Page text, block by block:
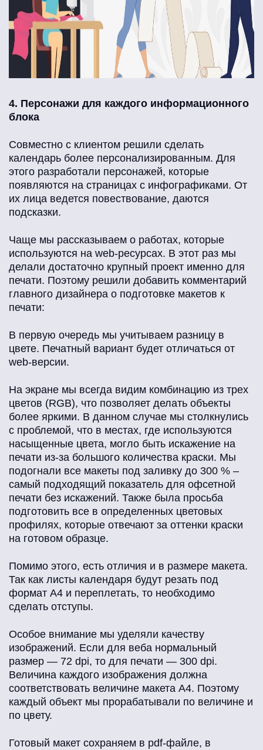
4. Персонажи для каждого информационного
блока
Совместно с клиентом решили сделать
календарь более персонализированным. Для
этого разработали персонажей, которые
появляются на страницах с инфографиками. От
их лица ведется повествование, даются
подсказки.
Чаще мы рассказываем о работах, которые
используются на web-ресурсах. В этот раз мы
делали достаточно крупный проект именно для
печати. Поэтому решили добавить комментарий
главного дизайнера о подготовке макетов к
печати:
В первую очередь мы учитываем разницу в
цвете. Печатный вариант будет отличаться от
web-версии.
На экране мы всегда видим комбинацию из трех
цветов (RGB), что позволяет делать объекты
более яркими. В данном случае мы столкнулись
с проблемой, что в местах, где используются
насыщенные цвета, могло быть искажение на
печати из-за большого количества краски. Мы
подогнали все макеты под заливку до 300 % –
самый подходящий показатель для офсетной
печати без искажений. Также была просьба
подготовить все в определенных цветовых
профилях, которые отвечают за оттенки краски
на готовом образце.
Помимо этого, есть отличия и в размере макета.
Так как листы календаря будут резать под
формат А4 и переплетать, то необходимо
сделать отступы.
Особое внимание мы уделяли качеству
изображений. Если для веба нормальный
размер — 72 dpi, то для печати — 300 dpi.
Величина каждого изображения должна
соответствовать величине макета А4. Поэтому
каждый объект мы прорабатывали по величине и
по цвету.
Готовый макет сохраняем в pdf-файле, в